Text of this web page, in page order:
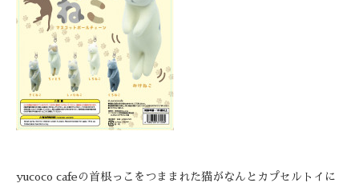
yucoco cafeの首根っこをつままれた猫がなんとカプセルトイに